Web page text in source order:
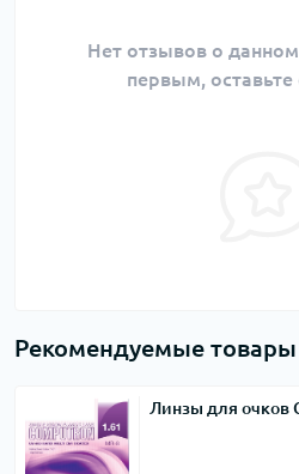
Нет отзывов о данном
первым, оставьте
Рекомендуемые товары
Линзы для очков